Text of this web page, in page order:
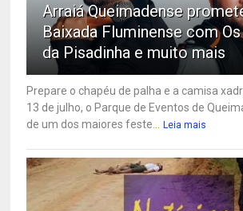
Arraiá Queimadense
Baixada Fluminense com
da Pisadinha e muito mais
Prepare o chapéu de palha e a camisa
13 de julho, o Parque de Eventos de
de um dos maiores feste...
Leia mais